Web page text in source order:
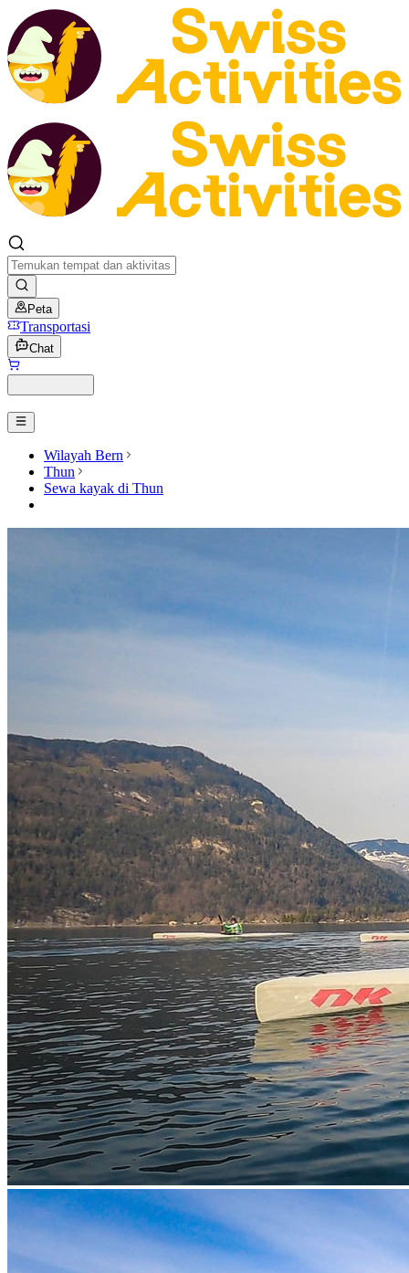
Peta
Transportasi
Chat
Wilayah Bern
Thun
Sewa kayak di Thun